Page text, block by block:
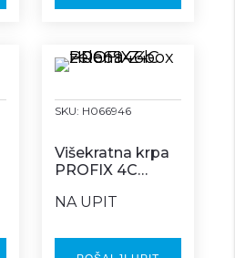
SKU: H066946
Višekratna krpa
PROFIX 4C
NA UPIT